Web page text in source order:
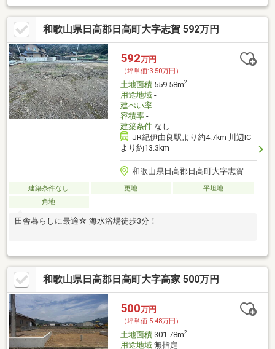
和歌山県日高郡日高町大字志賀 592万円
592万円
（坪単価:3.50万円）
土地面積559.58m2
用途地域-
建ぺい率-
容積率-
建築条件なし
JR紀伊由良駅より約4.7km 川辺IC
より約13.3km
和歌山県日高郡日高町大字志賀
建築条件なし 更地
平坦地
角地
田舎暮らしに最適☆ 海水浴場徒歩3分！
和歌山県日高郡日高町大字高家 500万円
500万円
（坪単価:5.48万円）
土地面積301.78m2
用途地域無指定